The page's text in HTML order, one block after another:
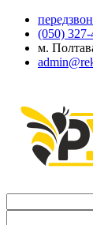
(050)
м.